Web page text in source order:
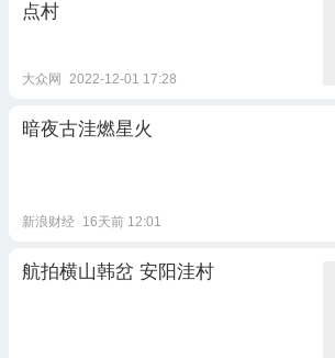
点村
大众网 2022-12-01 17:28
暗夜古洼燃星火
新浪财经 16天前 12:01
航拍横山韩岔 安阳洼村